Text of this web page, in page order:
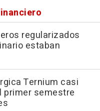
regularizados
estaban
Ternium casi
primer semestre